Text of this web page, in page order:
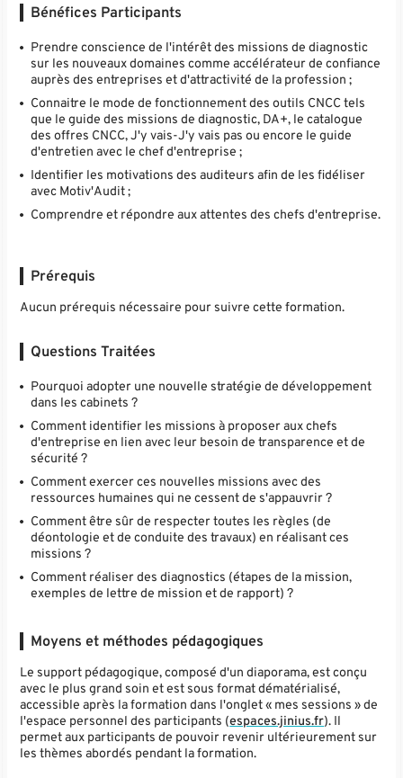
Bénéfices Participants
Prendre conscience de l'intérêt des missions de diagnostic
sur les nouveaux domaines comme accélérateur de confiance
auprès des entreprises et d'attractivité de la profession ;
Connaitre le mode de fonctionnement des outils CNCC tels
que le guide des missions de diagnostic, DA+, le catalogue
des offres CNCC, J'y vais-J'y vais pas ou encore le guide
d'entretien avec le chef d'entreprise ;
Identifier les motivations des auditeurs afin de les fidéliser
avec Motiv'Audit ;
Comprendre et répondre aux attentes des chefs d'entreprise.
Prérequis
Aucun prérequis nécessaire pour suivre cette formation.
Questions Traitées
Pourquoi adopter une nouvelle stratégie de développement
dans les cabinets ?
Comment identifier les missions à proposer aux chefs
d'entreprise en lien avec leur besoin de transparence et de
sécurité ?
Comment exercer ces nouvelles missions avec des
ressources humaines qui ne cessent de s'appauvrir ?
Comment être sûr de respecter toutes les règles (de
déontologie et de conduite des travaux) en réalisant ces
missions ?
Comment réaliser des diagnostics (étapes de la mission,
exemples de lettre de mission et de rapport) ?
Moyens et méthodes pédagogiques
Le support pédagogique, composé d'un diaporama, est conçu
avec le plus grand soin et est sous format dématérialisé,
accessible après la formation dans l'onglet « mes sessions » de
l'espace personnel des participants (espaces.jinius.fr). Il
permet aux participants de pouvoir revenir ultérieurement sur
les thèmes abordés pendant la formation.